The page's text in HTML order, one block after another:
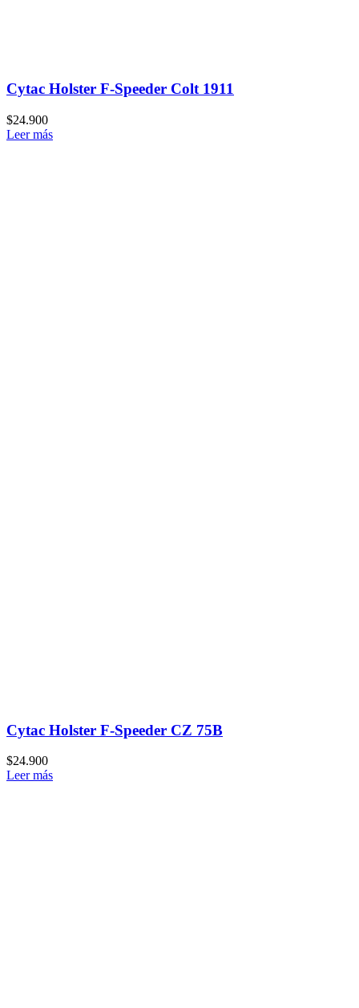
Cytac Holster F-Speeder Colt 1911
$24.900
Leer más
Cytac Holster F-Speeder CZ 75B
$24.900
Leer más